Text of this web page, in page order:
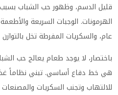
قليل الدسم، وظهور حب الشباب
الهرمونات. الوجبات السريعة
عام، والسكريات المفرطة تخل
باختصار، لا يوجد طعام يعالج حب
هي خط دفاع أساسي. تبني نظاماً
للالتهاب وتجنب السكريات